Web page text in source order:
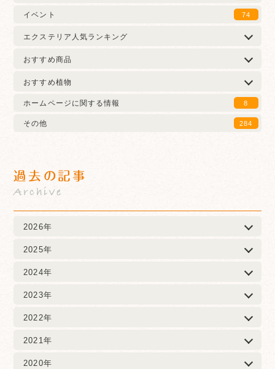
イベント 74
エクステリア人気ランキング
おすすめ商品
おすすめ植物
ホームページに関する情報
8
その他 284
過去の記事
Archive
2026年
2025年
2024年
2023年
2022年
2021年
2020年